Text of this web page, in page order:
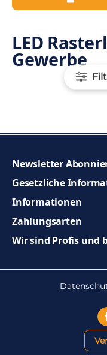
LED
Gewerbe
Gesetzliche
Informationen
Zahlungsarten
Wir sind Profis und
Newsletter